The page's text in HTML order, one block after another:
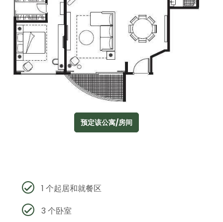
预定该公寓/房间
1 个起居和就餐区
3 个卧室